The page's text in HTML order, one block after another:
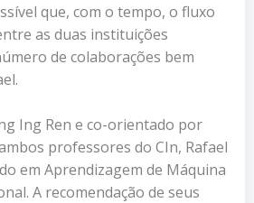
que, com o tempo, o fluxo
as duas instituições
de colaborações bem
Ing Ren e co-orientado por
professores do CIn, Rafael
em Aprendizagem de Máquina
A recomendação de seus